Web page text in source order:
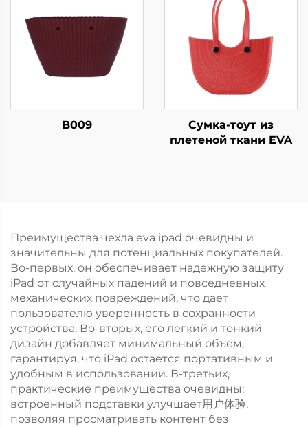
B009
Сумка-тоут из
плетеной ткани EVA
Преимущества чехла eva ipad очевидны и
значительны для потенциальных покупателей.
Во-первых, он обеспечивает надежную защиту
iPad от случайных падений и повседневных
механических повреждений, что дает
пользователю уверенность в сохранности
устройства. Во-вторых, его легкий и тонкий
дизайн добавляет минимальный объем,
гарантируя, что iPad остается портативным и
удобным в использовании. В-третьих,
практические преимущества очевидны:
встроенный подставки улучшает用户体验,
позволяя просматривать контент без